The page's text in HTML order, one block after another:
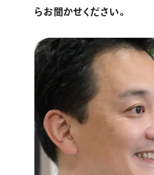
らお聞かせください。